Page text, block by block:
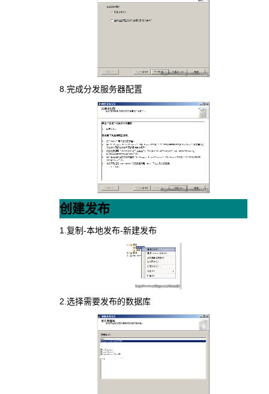
8.完成分发服务器配置
创建发布
1.复制-本地发布-新建发布
2.选择需要发布的数据库